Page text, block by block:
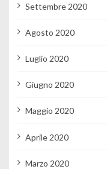
Settembre 2020
Agosto 2020
Luglio 2020
Giugno 2020
Maggio 2020
Aprile 2020
Marzo 2020